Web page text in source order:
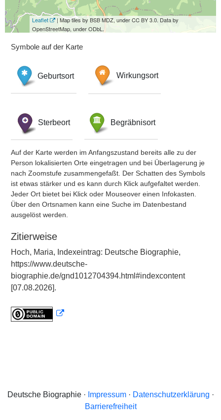
Leaflet
| Map tiles by BSB MDZ, under CC BY 3.0. Data by
OpenStreetMap, under ODbL.
Symbole auf der Karte
Geburtsort Wirkungsort
Sterbeort Begräbnisort
Auf der Karte werden im Anfangszustand bereits alle zu der
Person lokalisierten Orte eingetragen und bei Überlagerung je
nach Zoomstufe zusammengefaßt. Der Schatten des Symbols
ist etwas stärker und es kann durch Klick aufgefaltet werden.
Jeder Ort bietet bei Klick oder Mouseover einen Infokasten.
Über den Ortsnamen kann eine Suche im Datenbestand
ausgelöst werden.
Zitierweise
Hoch, Maria, Indexeintrag: Deutsche Biographie,
https://www.deutsche-
biographie.de/gnd1012704394.html#indexcontent
[07.08.2026].
Deutsche Biographie · Impressum· Datenschutzerklärung ·
Barrierefreiheit